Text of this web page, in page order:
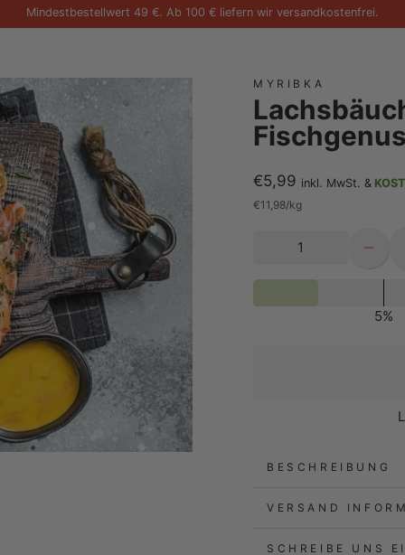
Pause
Diashow
Mindestbestellwert 49 €. Ab 100 € liefern wir versandkostenfrei.
MYRIBKA
Preis
€5,99 inkl. MwSt. &
€11,98/kg
−
5%
BESCHREIBUNG
VERSAND
SCHREIBE UNS